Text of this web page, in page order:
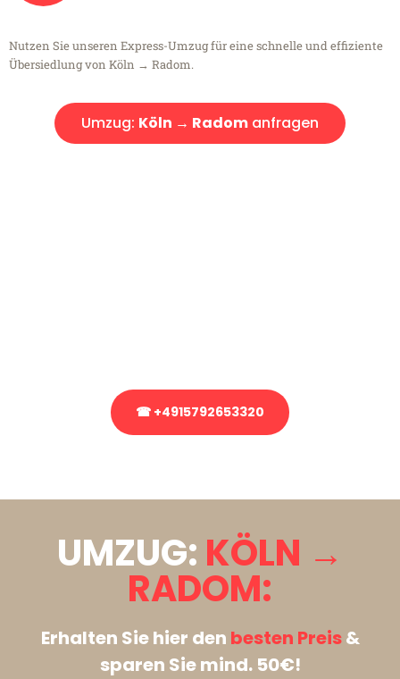
Nutzen Sie unseren Express-Umzug für eine schnelle und effiziente
Übersiedlung von Köln → Radom.
Umzug: Köln → Radom anfragen
☎ +4915792653320
UMZUG: KÖLN →
RADOM:
Erhalten Sie hier den besten Preis&
sparen Sie mind. 50€!